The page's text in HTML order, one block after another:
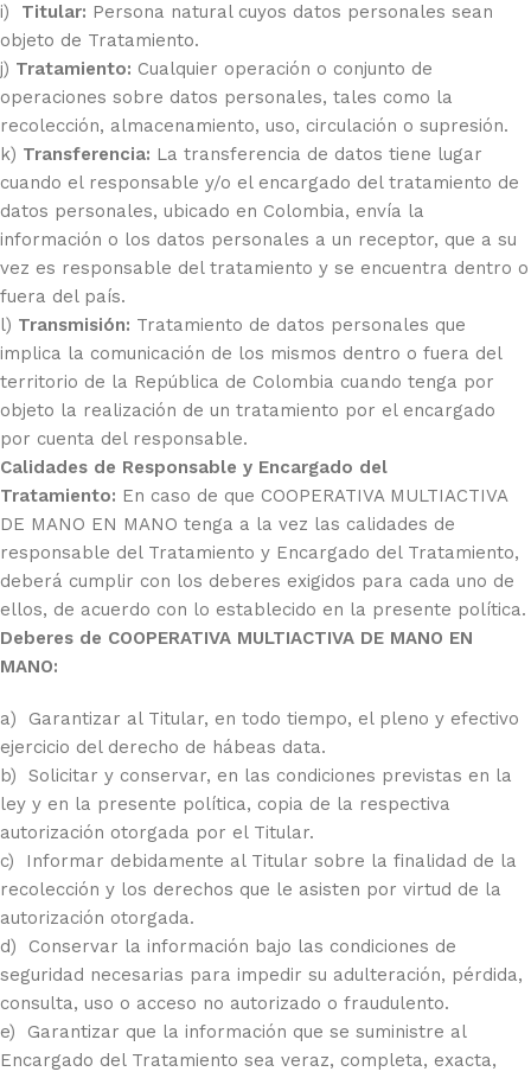
i) Titular: Persona natural cuyos datos personales sean
objeto de Tratamiento.
j) Tratamiento: Cualquier operación o conjunto de
operaciones sobre datos personales, tales como la
recolección, almacenamiento, uso, circulación o supresión.
k) Transferencia: La transferencia de datos tiene lugar
cuando el responsable y/o el encargado del tratamiento de
datos personales, ubicado en Colombia, envía la
información o los datos personales a un receptor, que a su
vez es responsable del tratamiento y se encuentra dentro o
fuera del país.
l) Transmisión: Tratamiento de datos personales que
implica la comunicación de los mismos dentro o fuera del
territorio de la República de Colombia cuando tenga por
objeto la realización de un tratamiento por el encargado
por cuenta del responsable.
Calidades de Responsable y Encargado del
Tratamiento: En caso de que COOPERATIVA MULTIACTIVA
DE MANO EN MANO tenga a la vez las calidades de
responsable del Tratamiento y Encargado del Tratamiento,
deberá cumplir con los deberes exigidos para cada uno de
ellos, de acuerdo con lo establecido en la presente política.
Deberes de COOPERATIVA MULTIACTIVA DE MANO EN
MANO:
a) Garantizar al Titular, en todo tiempo, el pleno y efectivo
ejercicio del derecho de hábeas data.
b) Solicitar y conservar, en las condiciones previstas en la
ley y en la presente política, copia de la respectiva
autorización otorgada por el Titular.
c) Informar debidamente al Titular sobre la finalidad de la
recolección y los derechos que le asisten por virtud de la
autorización otorgada.
d) Conservar la información bajo las condiciones de
seguridad necesarias para impedir su adulteración, pérdida,
consulta, uso o acceso no autorizado o fraudulento.
e) Garantizar que la información que se suministre al
Encargado del Tratamiento sea veraz, completa, exacta,